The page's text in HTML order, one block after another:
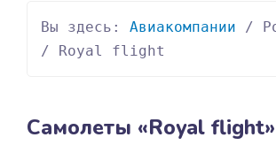
Вы здесь: Авиакомпании /
/ Royal flight
Самолеты «Royal flight»